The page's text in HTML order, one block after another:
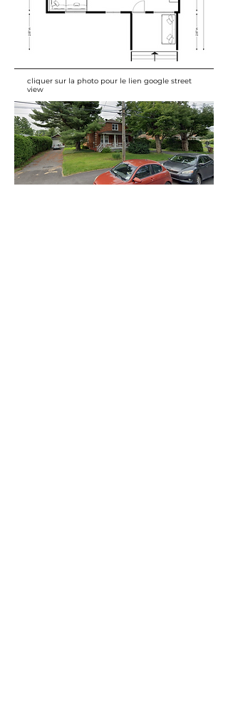
cliquer sur la photo pour le lien google street
view